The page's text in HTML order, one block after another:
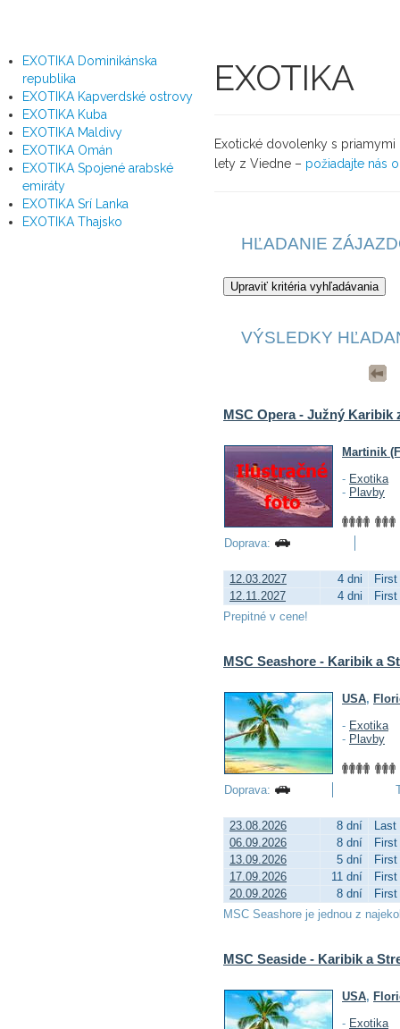
EXOTIKA Dominikánska
republika
EXOTIKA Kapverdské ostrovy
EXOTIKA Kuba
EXOTIKA Maldivy
EXOTIKA Omán
EXOTIKA Spojené arabské
emiráty
EXOTIKA Srí Lanka
EXOTIKA Thajsko
EXOTIKA
Exotické dovolenky s priamymi
lety z Viedne – požiadajte nás